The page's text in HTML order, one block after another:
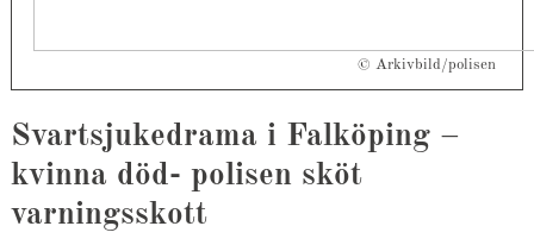
© Arkivbild/polisen
Svartsjukedrama i Falköping –
kvinna död- polisen sköt
varningsskott